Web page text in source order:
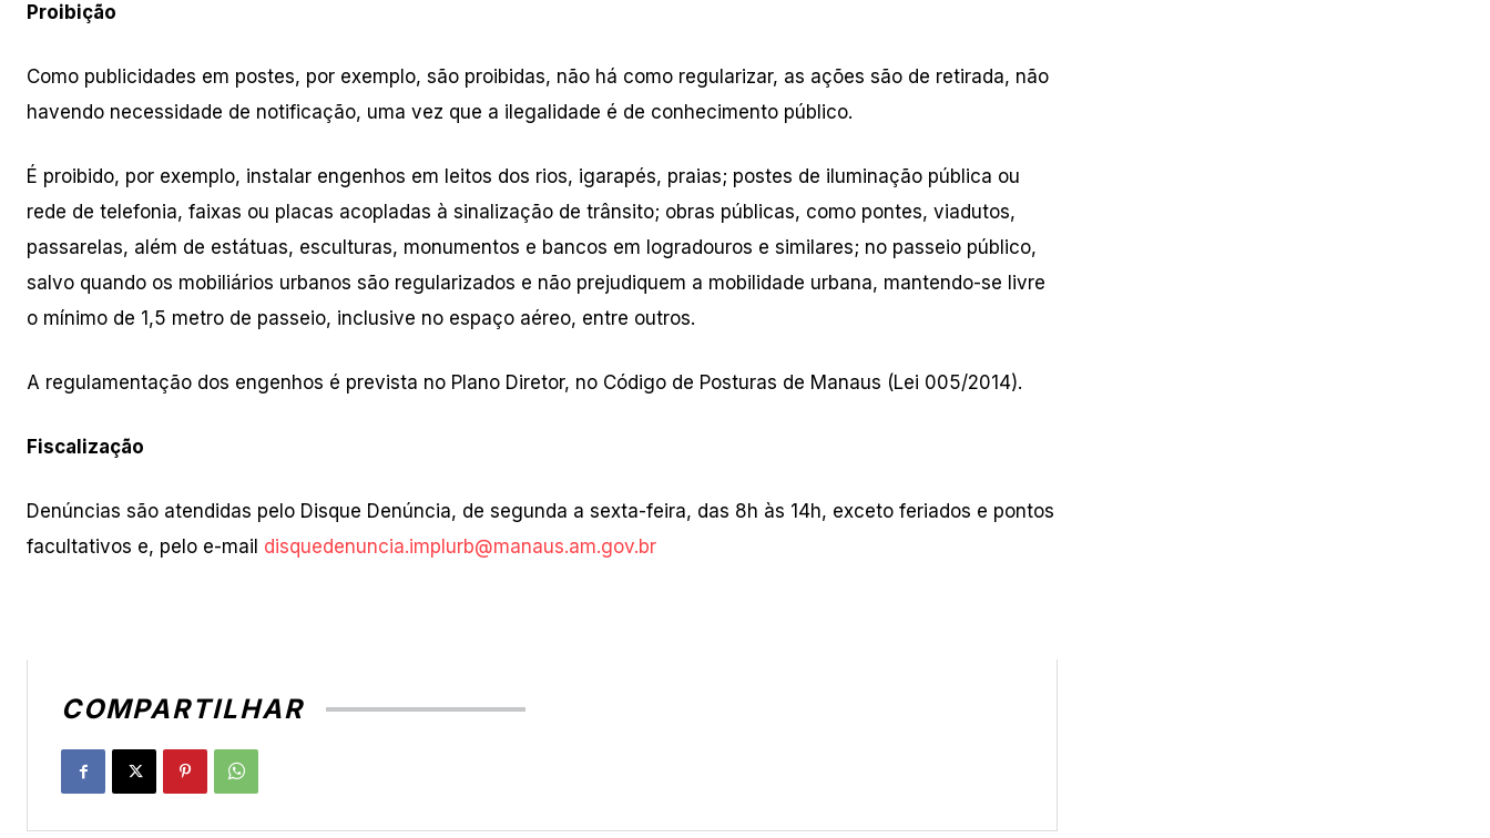
Proibição
Como publicidades em postes, por exemplo, são proibidas, não há como regularizar, as ações são de retirada, não
havendo necessidade de notificação, uma vez que a ilegalidade é de conhecimento público.
É proibido, por exemplo, instalar engenhos em leitos dos rios, igarapés, praias; postes de iluminação pública ou
rede de telefonia, faixas ou placas acopladas à sinalização de trânsito; obras públicas, como pontes, viadutos,
passarelas, além de estátuas, esculturas, monumentos e bancos em logradouros e similares; no passeio público,
salvo quando os mobiliários urbanos são regularizados e não prejudiquem a mobilidade urbana, mantendo-se livre
o mínimo de 1,5 metro de passeio, inclusive no espaço aéreo, entre outros.
A regulamentação dos engenhos é prevista no Plano Diretor, no Código de Posturas de Manaus (Lei 005/2014).
Fiscalização
Denúncias são atendidas pelo Disque Denúncia, de segunda a sexta-feira, das 8h às 14h, exceto feriados e pontos
facultativos e, pelo e-mail disquedenuncia.implurb@manaus.am.gov.br
COMPARTILHAR